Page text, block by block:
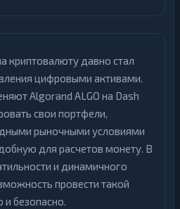
криптовалюту давно стал
цифровыми активами.
Algorand ALGO на Dash
свои портфели,
рыночными условиями
для расчетов монету. В
и динамичного
провести такой
безопасно.